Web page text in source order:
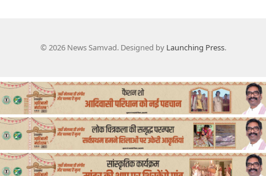
© 2026 News Samvad. Designed by Launching Press.